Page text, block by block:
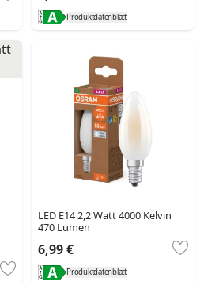
Produktdatenblatt
LED E14 2,2 Watt 4000 Kelvin
470 Lumen
6,99 €
Produktdatenblatt